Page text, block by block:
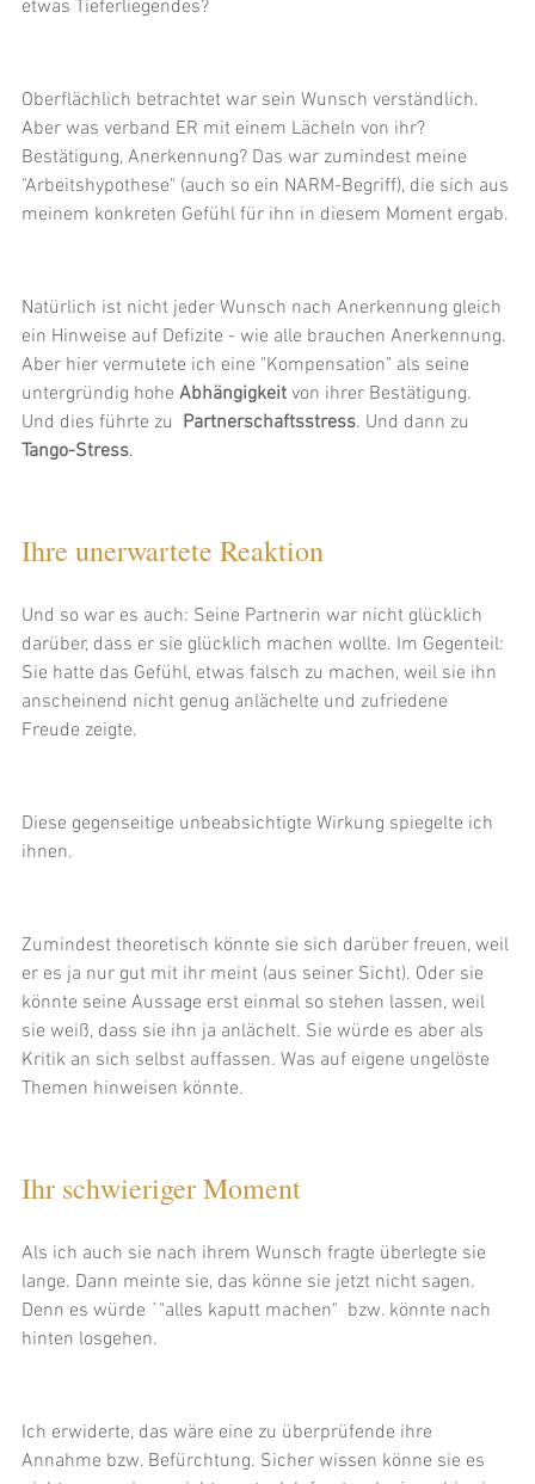
etwas Tieferliegendes?
Oberflächlich betrachtet war sein Wunsch verständlich.
Aber was verband ER mit einem Lächeln von ihr?
Bestätigung, Anerkennung? Das war zumindest meine
"Arbeitshypothese" (auch so ein NARM-Begriff), die sich aus
meinem konkreten Gefühl für ihn in diesem Moment ergab.
Natürlich ist nicht jeder Wunsch nach Anerkennung gleich
ein Hinweise auf Defizite - wie alle brauchen Anerkennung.
Aber hier vermutete ich eine "Kompensation" als seine
untergründig hohe Abhängigkeit von ihrer Bestätigung.
Und dies führte zu Partnerschaftsstress. Und dann zu
Tango-Stress.
Ihre unerwartete Reaktion
Und so war es auch: Seine Partnerin war nicht glücklich
darüber, dass er sie glücklich machen wollte. Im Gegenteil:
Sie hatte das Gefühl, etwas falsch zu machen, weil sie ihn
anscheinend nicht genug anlächelte und zufriedene
Freude zeigte.
Diese gegenseitige unbeabsichtigte Wirkung spiegelte ich
ihnen.
Zumindest theoretisch könnte sie sich darüber freuen, weil
er es ja nur gut mit ihr meint (aus seiner Sicht). Oder sie
könnte seine Aussage erst einmal so stehen lassen, weil
sie weiß, dass sie ihn ja anlächelt. Sie würde es aber als
Kritik an sich selbst auffassen. Was auf eigene ungelöste
Themen hinweisen könnte.
Ihr schwieriger Moment
Als ich auch sie nach ihrem Wunsch fragte überlegte sie
lange. Dann meinte sie, das könne sie jetzt nicht sagen.
Denn es würde ´"alles kaputt machen"  bzw. könnte nach
hinten losgehen.
Ich erwiderte, das wäre eine zu überprüfende ihre
Annahme bzw. Befürchtung. Sicher wissen könne sie es